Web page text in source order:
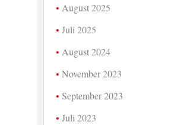
August 2025
Juli 2025
August 2024
November 2023
September 2023
Juli 2023